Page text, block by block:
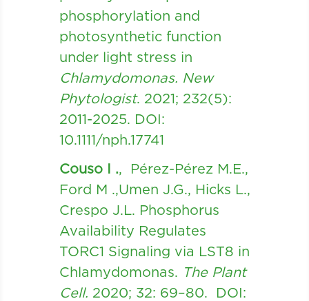
phosphorylation and
photosynthetic function
under light stress in
Chlamydomonas. New
Phytologist. 2021; 232(5):
2011-2025. DOI:
10.1111/nph.17741
Couso I ., Pérez-Pérez M.E.,
Ford M .,Umen J.G., Hicks L.,
Crespo J.L. Phosphorus
Availability Regulates
TORC1 Signaling via LST8 in
Chlamydomonas. The Plant
Cell. 2020; 32: 69–80. DOI: